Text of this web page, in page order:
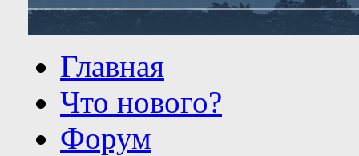
Главная
Что нового?
Форум